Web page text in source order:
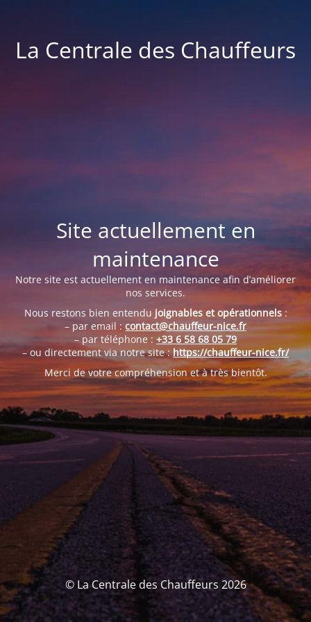
La Centrale des Chauffeurs
Site actuellement en
maintenance
Notre site est actuellement en maintenance afin d’améliorer
nos services.
Nous restons bien entendu joignables et opérationnels:
– par email :contact@chauffeur-nice.fr
– par téléphone : +33 6 58 68 05 79
– ou directement via notre site :https://chauffeur-nice.fr/
Merci de votre compréhension et à très bientôt.
© La Centrale des Chauffeurs 2026